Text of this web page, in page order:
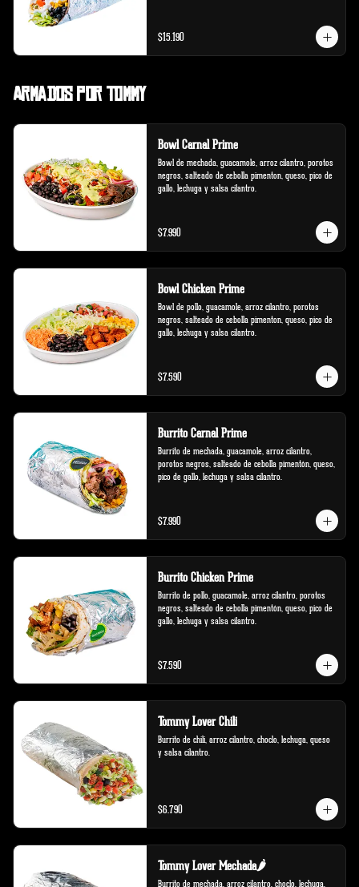
$15.190
Armados por Tommy
Bowl Carnal Prime
Bowl de mechada, guacamole, arroz cilantro, porotos
negros, salteado de cebolla pimenton, queso, pico de
gallo, lechuga y salsa cilantro.
$7.990
Bowl Chicken Prime
Bowl de pollo, guacamole, arroz cilantro, porotos
negros, salteado de cebolla pimenton, queso, pico de
gallo, lechuga y salsa cilantro.
$7.590
Burrito Carnal Prime
Burrito de mechada, guacamole, arroz cilantro,
porotos negros, salteado de cebolla pimentón, queso,
pico de gallo, lechuga y salsa cilantro.
$7.990
Burrito Chicken Prime
Burrito de pollo, guacamole, arroz cilantro, porotos
negros, salteado de cebolla pimentón, queso, pico de
gallo, lechuga y salsa cilantro.
$7.590
Tommy Lover Chili
Burrito de chili, arroz cilantro, choclo, lechuga, queso
y salsa cilantro.
$6.790
Tommy Lover Mechada🌶️
Burrito de mechada, arroz cilantro, choclo, lechuga,